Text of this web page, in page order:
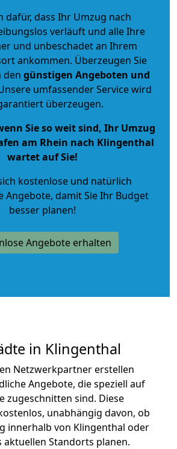
dafür, dass Ihr Umzug nach
verläuft und alle Ihre
und unbeschadet an Ihrem
ankommen. Überzeugen Sie
den günstigen Angeboten und
umfassender Service wird
überzeugen.
Sie so weit sind, Ihr Umzug
am Rhein nach Klingenthal
wartet auf Sie!
kostenlose und natürlich
Angebote, damit Sie Ihr Budget
besser planen!
Angebote erhalten
in Klingenthal
Netzwerkpartner erstellen
Angebote, die speziell auf
zugeschnitten sind. Diese
unabhängig davon, ob
innerhalb von Klingenthal oder
Standorts planen.